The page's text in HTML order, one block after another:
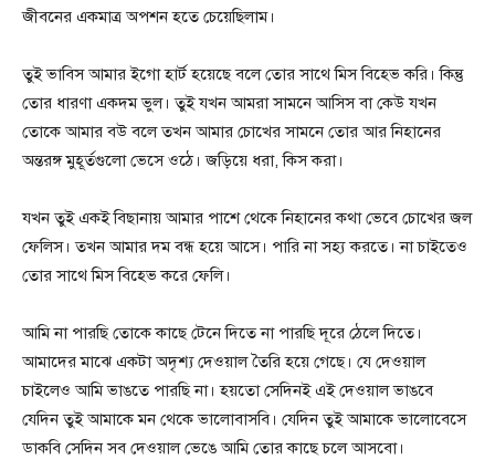
জীবনের একমাত্র অপশন হতে চেয়েছিলাম।
তুই ভাবিস আমার ইগো হার্ট হয়েছে বলে তোর সাথে মিস বিহেভ করি। কিন্তু
তোর ধারণা একদম ভুল। তুই যখন আমরা সামনে আসিস বা কেউ যখন
তোকে আমার বউ বলে তখন আমার চোখের সামনে তোর আর নিহানের
অন্তরঙ্গ মুহূর্তগুলো ভেসে ওঠে। জড়িয়ে ধরা, কিস করা।
যখন তুই একই বিছানায় আমার পাশে থেকে নিহানের কথা ভেবে চোখের জল
ফেলিস। তখন আমার দম বন্ধ হয়ে আসে। পারি না সহ্য করতে। না চাইতেও
তোর সাথে মিস বিহেভ করে ফেলি।
আমি না পারছি তোকে কাছে টেনে দিতে না পারছি দূরে ঠেলে দিতে।
আমাদের মাঝে একটা অদৃশ্য দেওয়াল তৈরি হয়ে গেছে। যে দেওয়াল
চাইলেও আমি ভাঙতে পারছি না। হয়তো সেদিনই এই দেওয়াল ভাঙবে
যেদিন তুই আমাকে মন থেকে ভালোবাসবি। যেদিন তুই আমাকে ভালোবেসে
ডাকবি সেদিন সব দেওয়াল ভেঙে আমি তোর কাছে চলে আসবো।